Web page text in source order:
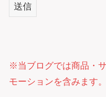
※当ブログでは商品・
モーションを含みます